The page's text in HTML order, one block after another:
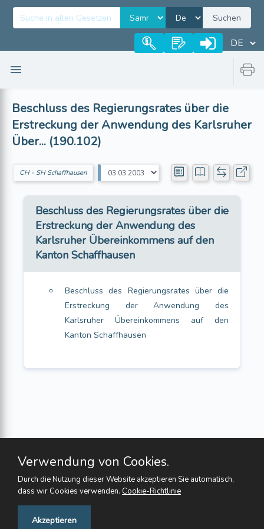
Suchen
Beschluss des Regierungsrates über die
Erstreckung der Anwendung des Karlsruher
Über... (190.102)
CH - SH Schaffhausen
Beschluss des Regierungsrates über die
Erstreckung der Anwendung des
Karlsruher Übereinkommens auf den
Kanton Schaffhausen
Beschluss des Regierungsrates über die
Erstreckung der Anwendung des
Karlsruher Übereinkommens auf den
Kanton Schaffhausen
Verwendung von Cookies.
Durch die Nutzung dieser Website akzeptieren Sie automatisch,
dass wir Cookies verwenden. Cookie-Richtlinie
Akzeptieren